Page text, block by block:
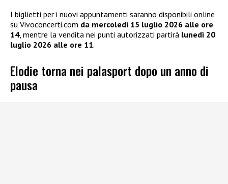
I biglietti per i nuovi appuntamenti saranno disponibili online
su Vivoconcerti.com da mercoledì 15 luglio 2026 alle ore
14, mentre la vendita nei punti autorizzati partirà lunedì 20
luglio 2026 alle ore 11.
Elodie torna nei palasport dopo un anno di
pausa